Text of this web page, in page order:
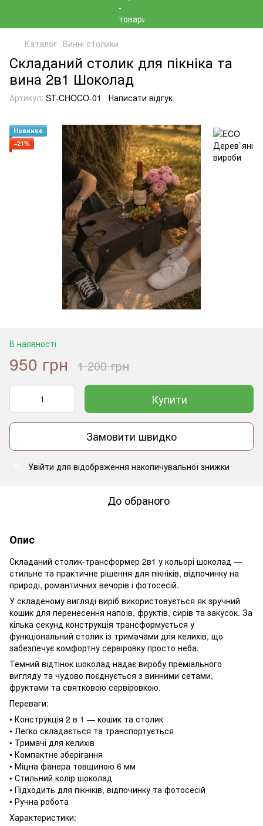
Каталог Винні столики
Складаний столик для пікніка та
вина 2в1 Шоколад
Артикул: ST-CHOCO-01 Написати відгук
Новинка
−21%
В наявності
950 грн 1 200 грн
Купити
Замовити швидко
Увійти для відображення накопичувальної знижки
До обраного
Опис
Складаний столик-трансформер 2в1 у кольорі шоколад —
стильне та практичне рішення для пікніків, відпочинку на
природі, романтичних вечорів і фотосесій.
У складеному вигляді виріб використовується як зручний
кошик для перенесення напоїв, фруктів, сирів та закусок. За
кілька секунд конструкція трансформується у
функціональний столик із тримачами для келихів, що
забезпечує комфортну сервіровку просто неба.
Темний відтінок шоколад надає виробу преміального
вигляду та чудово поєднується з винними сетами,
фруктами та святковою сервіровкою.
Переваги:
• Конструкція 2 в 1 — кошик та столик
• Легко складається та транспортується
• Тримачі для келихів
• Компактне зберігання
• Міцна фанера товщиною 6 мм
• Стильний колір шоколад
• Підходить для пікніків, відпочинку та фотосесій
• Ручна робота
Характеристики: